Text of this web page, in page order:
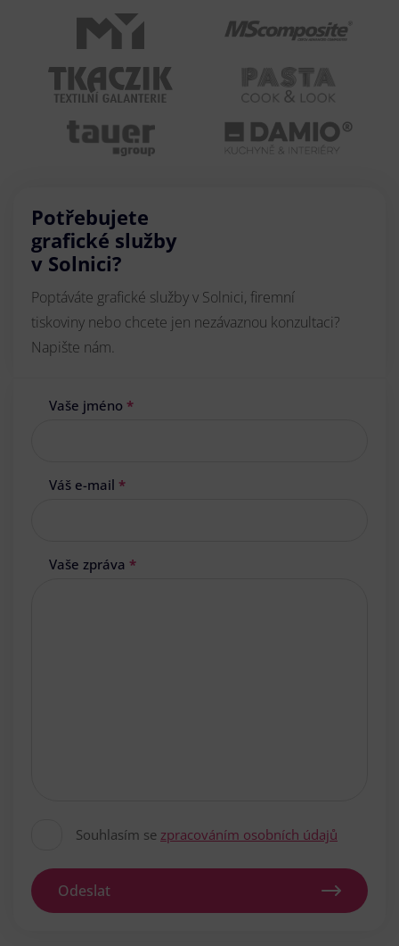
Potřebujete
grafické služby
v Solnici?
Poptáváte grafické služby v Solnici, firemní
tiskoviny nebo chcete jen nezávaznou konzultaci?
Napište nám.
Vaše jméno *
Váš e-mail *
Vaše zpráva *
Souhlasím se zpracováním osobních údajů
Odeslat